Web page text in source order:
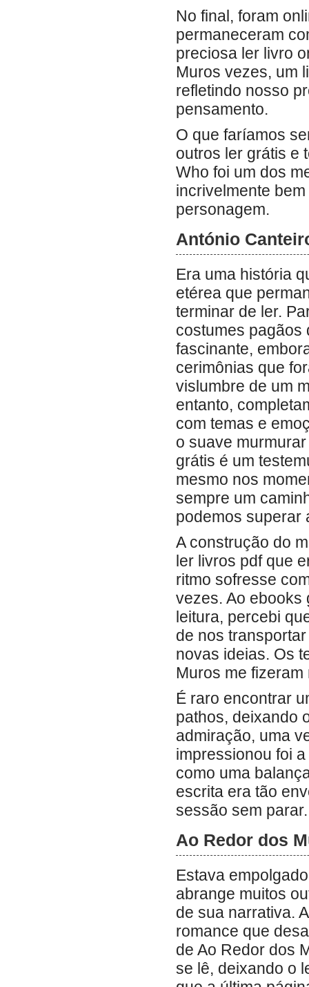
No final, foram
permaneceram
preciosa ler livro
Muros vezes, um
refletindo nosso
pensamento.
O que faríamos
outros ler grátis e
Who foi um dos
incrivelmente
personagem.
António
Era uma história
etérea que
terminar de ler.
costumes pagãos
fascinante,
cerimônias que
vislumbre de um
entanto,
com temas e
o suave
grátis é um
mesmo nos
sempre um
podemos superar
A construção do
ler livros pdf que
ritmo sofresse
vezes. Ao ebooks
leitura, percebi
de nos
novas ideias. Os
Muros me fizeram
É raro encontrar
pathos, deixando
admiração, uma
impressionou foi
como uma
escrita era tão
sessão sem parar.
Ao Redor dos
Estava
abrange muitos
de sua narrativa.
romance que
de Ao Redor dos
se lê, deixando o